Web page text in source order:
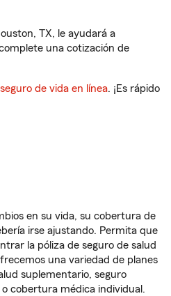
TX, le ayudará a
una cotización de
de vida en línea. ¡Es rápido
en su vida, su cobertura de
irse ajustando. Permita que
la póliza de seguro de salud
una variedad de planes
suplementario, seguro
cobertura médica individual.